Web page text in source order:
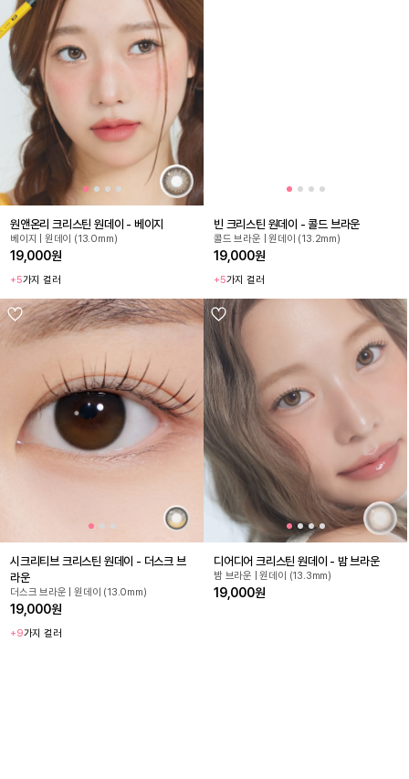
원앤온리 크리스틴 원데이 - 베이지
베이지 | 원데이 (13.0mm)
19,000원
+5가지 컬러
빈 크리스틴 원데이 - 콜드 브라운
콜드 브라운 | 원데이 (13.2mm)
19,000원
+5가지 컬러
시크리티브 크리스틴 원데이 - 더스크 브
라운
더스크 브라운 | 원데이 (13.0mm)
19,000원
+9가지 컬러
디어디어 크리스틴 원데이 - 밤 브라운
밤 브라운 | 원데이 (13.3mm)
19,000원